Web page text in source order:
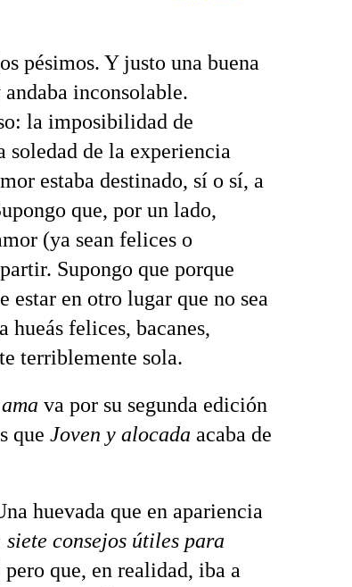
pésimos. Y justo una buena
inconsolable.
la imposibilidad de
soledad de la experiencia
estaba destinado, sí o sí, a
que, por un lado,
(ya sean felices o
Supongo que porque
estar en otro lugar que no sea
hueás felices, bacanes,
terriblemente sola.
va por su segunda edición
que Joven y alocada acaba de
huevada que en apariencia
siete consejos útiles para
que, en realidad, iba a